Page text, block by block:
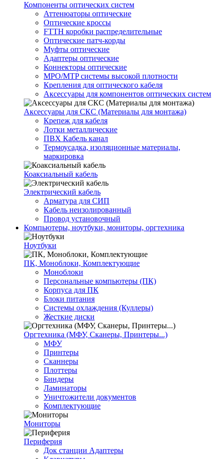
Компоненты оптических систем
Аттенюаторы оптические
Оптические кроссы
FTTH коробки распределительные
Оптические патч-корды
Муфты оптические
Адаптеры оптические
Коннекторы оптические
MPO/MTP системы высокой плотности
Крепления для оптического кабеля
Аксессуары для компонентов оптических систем
Аксессуары для СКС (Материалы для монтажа)
Крепеж для кабеля
Лотки металлические
ПВХ Кабель канал
Термоусадка, изоляционные материалы,
маркировка
Коаксиальный кабель
Электрический кабель
Арматура для СИП
Кабель неизолированный
Провод установочный
Компьютеры, ноутбуки, мониторы, оргтехника
Ноутбуки
ПК, Моноблоки, Комплектующие
Моноблоки
Персональные компьютеры (ПК)
Корпуса для ПК
Блоки питания
Системы охлаждения (Куллеры)
Жесткие диски
Оргтехника (МФУ, Сканеры, Принтеры...)
МФУ
Принтеры
Сканнеры
Плоттеры
Биндеры
Ламинаторы
Уничтожители документов
Комплектующие
Мониторы
Периферия
Док станции Адаптеры